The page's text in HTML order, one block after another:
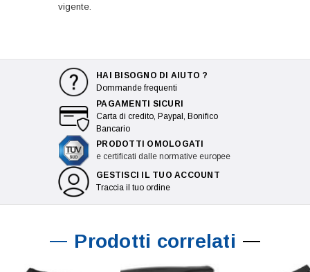
vigente.
HAI BISOGNO DI AIUTO ?
Dommande frequenti
PAGAMENTI SICURI
Carta di credito, Paypal, Bonifico
Bancario
PRODOTTI OMOLOGATI
e certificati dalle normative europee
GESTISCI IL TUO ACCOUNT
Traccia il tuo ordine
Prodotti correlati